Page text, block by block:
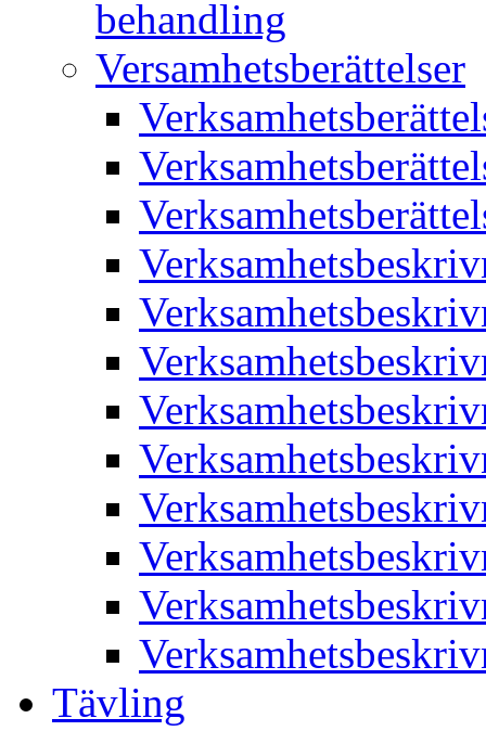
behandling
Versamhetsberättelser
Tävling